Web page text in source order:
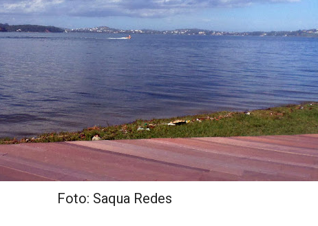
Foto: Saqua Redes